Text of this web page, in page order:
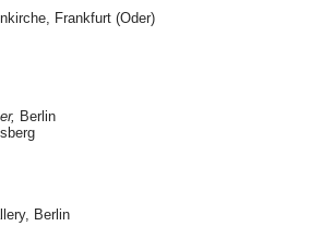
Frankfurt (Oder)
Berlin
Berlin